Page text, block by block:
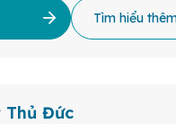
Tìm hiểu
Thủ Đức